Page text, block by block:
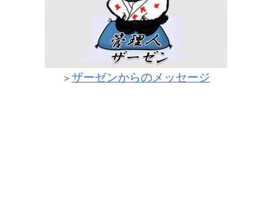
＞ ザーゼンからのメッセージ